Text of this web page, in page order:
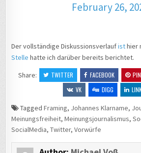
February 26,
Der vollständige Diskussionsverlaufisthier
Stelle hatte ich darüber bereits berichtet.
Share:
TWITTER FACEBOOK
VK
DIGG
TaggedFraming, Johannes Klarname,
Meinungsfreiheit,Meinungsjournalismus,
SocialMedia,Twitter,Vorwürfe